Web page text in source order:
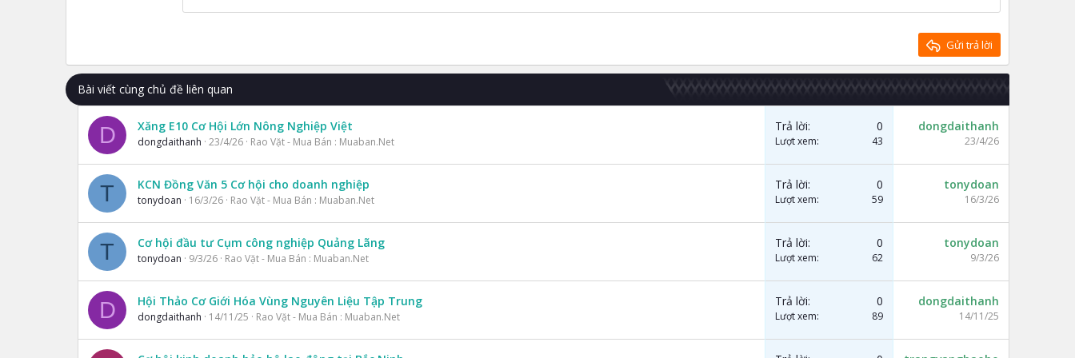
26
Verdana
Gửi trả lời
Bài viết cùng chủ đề liên quan
D Xăng E10 Cơ Hội Lớn Nông Nghiệp Việt
dongdaithanh 23/4/26 Rao Vặt - Mua Bán : Muaban.Net
Trả lời 0
Lượt xem 43
dongdaithanh
23/4/26
T KCN Đồng Văn 5 Cơ hội cho doanh nghiệp
tonydoan 16/3/26 Rao Vặt - Mua Bán : Muaban.Net
Trả lời 0
Lượt xem 59
tonydoan
16/3/26
T Cơ hội đầu tư Cụm công nghiệp Quảng Lãng
tonydoan 9/3/26 Rao Vặt - Mua Bán : Muaban.Net
Trả lời 0
Lượt xem 62
tonydoan
9/3/26
D Hội Thảo Cơ Giới Hóa Vùng Nguyên Liệu Tập Trung
dongdaithanh 14/11/25 Rao Vặt - Mua Bán : Muaban.Net
Trả lời 0
Lượt xem 89
dongdaithanh
14/11/25